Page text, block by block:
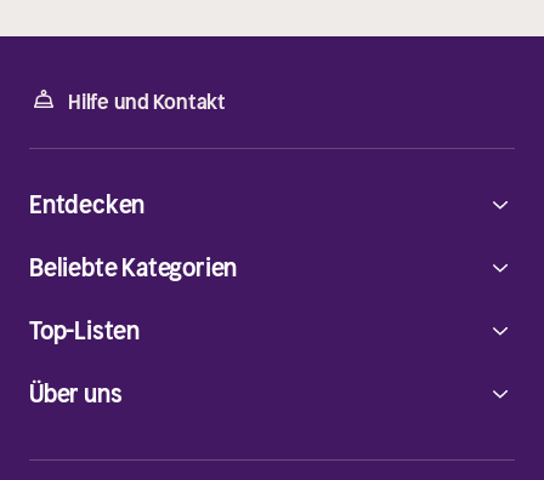
Hilfe und Kontakt
Über uns
Entdecken
Beliebte Kategorien
Top-Listen